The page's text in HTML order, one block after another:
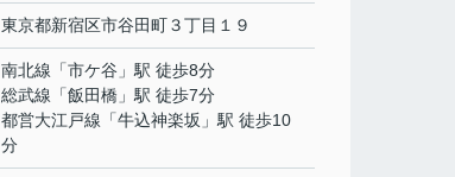
東京都新宿区市谷田町３丁目１９
南北線 「市ケ谷 」駅 徒歩8分
総武線 「飯田橋 」駅 徒歩7分
都営大江戸線 「牛込神楽坂 」駅 徒歩10
分